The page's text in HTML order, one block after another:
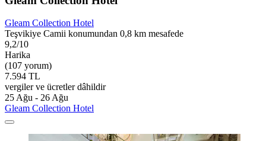
Gleam Collection Hotel
Teşvikiye Camii konumundan 0,8 km mesafede
9,2/10
Harika
(107 yorum)
7.594 TL
vergiler ve ücretler dâhildir
25 Ağu - 26 Ağu
Gleam Collection Hotel